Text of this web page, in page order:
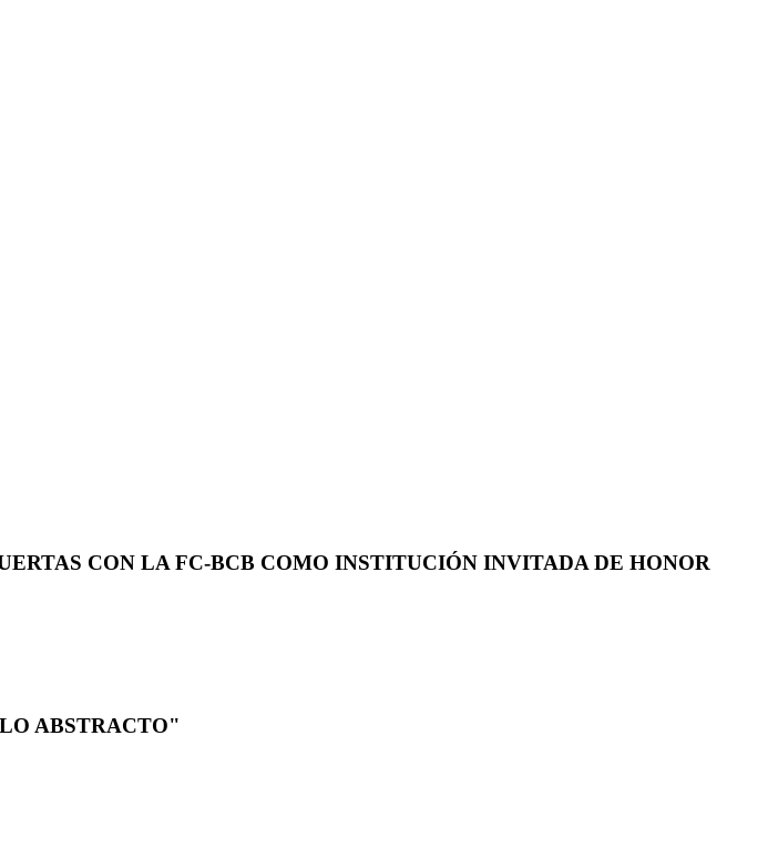
CON LA FC-BCB COMO INSTITUCIÓN INVITADA DE HONOR
ABSTRACTO"